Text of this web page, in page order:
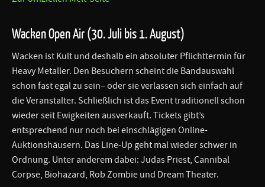
Wacken Open Air (30. Juli bis 1. August)
Wacken ist Kult und deshalb ein absoluter Pflichttermin für
Heavy Metaller. Den Besuchern scheint die Bandauswahl
schon fast egal zu sein– oder sie verlassen sich einfach auf
die Veranstalter. Schließlich ist das Event traditionell schon
wieder seit Ewigkeiten ausverkauft. Tickets gibt’s
entsprechend nur noch bei einschlägigen Online-
Auktionshäusern. Das Line-Up geht mal wieder schwer in
Ordnung. Unter anderem dabei: Judas Priest, Cannibal
Corpse, Biohazard, Rob Zombie und Dream Theater.